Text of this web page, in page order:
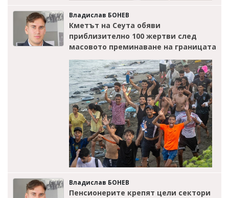
Владислав БОНЕВ
Кметът на Сеута обяви
приблизително 100 жертви след
масовото преминаване на границата
Владислав БОНЕВ
Пенсионерите крепят цели сектори